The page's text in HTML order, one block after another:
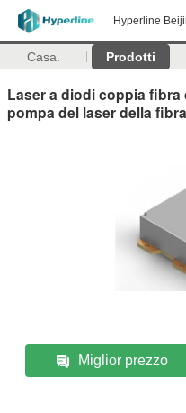
Hyperline
Casa. Prodotti
Laser a diodi coppia fibra
pompa del laser della fibra
Miglior prezzo